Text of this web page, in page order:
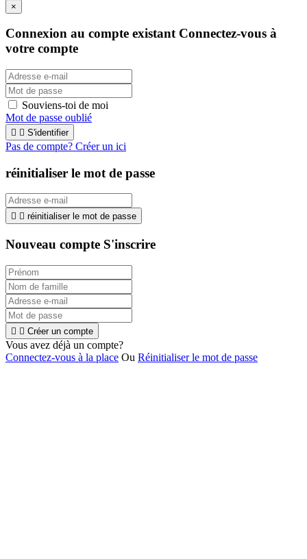
×
Connexion au compte existant Connectez-vous à
votre compte
Souviens-toi de moi
Mot de passe oublié
  S'identifier
Pas de compte? Créer un ici
réinitialiser le mot de passe
  réinitialiser le mot de passe
Nouveau compte S'inscrire
  Créer un compte
Vous avez déjà un compte?
Connectez-vous à la place Ou Réinitialiser le mot de passe